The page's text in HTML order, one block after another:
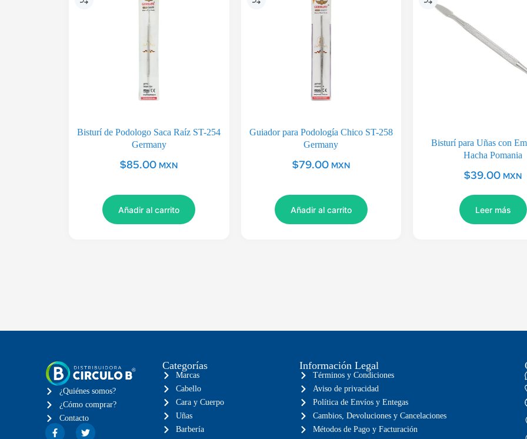
Bisturí de Podologo Saca Raíz ST-254
Germany
$85.00 MXN
Añadir al carrito
Guiador para Podología Chico ST-258
Germany
$79.00 MXN
Añadir al carrito
Bisturí para Uñas con
Hacha Pomania
$39.00 MXN
Leer más
¿Quiénes somos?
¿Cómo comprar?
Contacto
Categorías
Marcas
Cabello
Cara y Cuerpo
Uñas
Barbería
Información Legal
Términos y Condiciones
Aviso de privacidad
Política de Envíos y Entegas
Cambios, Devoluciones y Cancelaciones
Métodos de Pago y Facturación